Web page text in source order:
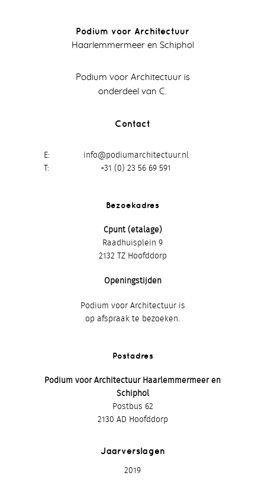
Podium voor Architectuur
Haarlemmermeer en Schiphol
Podium voor Architectuur is
onderdeel van C.
Contact
E
info@podiumarchitectuur.nl
+31 (0) 23 56 69 591
Bezoekadres
Cpunt (etalage)
Raadhuisplein 9
2132 TZ Hoofddorp
Openingstijden
Podium voor Architectuur is
op afspraak te bezoeken.
Postadres
Podium voor Architectuur Haarlemmermeer en
Schiphol
Postbus 62
2130 AD Hoofddorp
Jaarverslagen
2019